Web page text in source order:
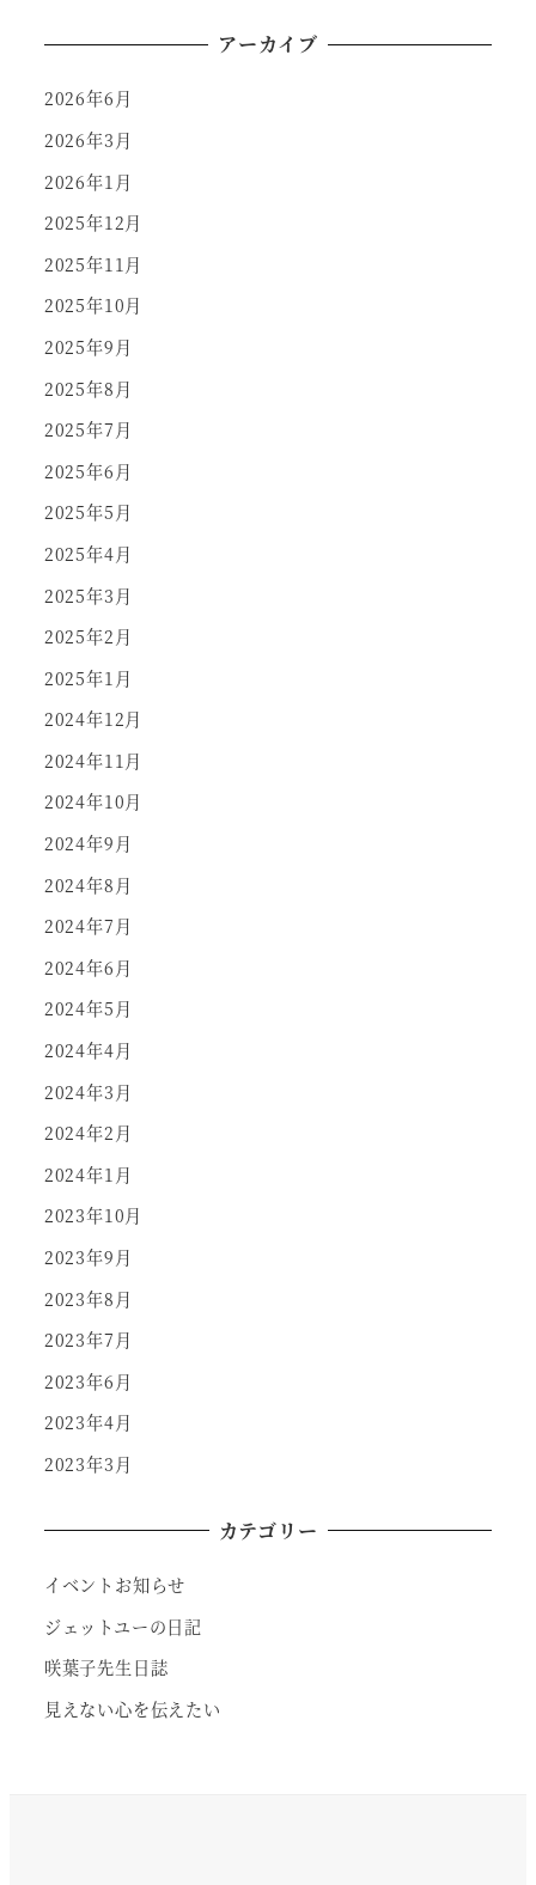
アーカイブ
2026年6月
2026年3月
2026年1月
2025年12月
2025年11月
2025年10月
2025年9月
2025年8月
2025年7月
2025年6月
2025年5月
2025年4月
2025年3月
2025年2月
2025年1月
2024年12月
2024年11月
2024年10月
2024年9月
2024年8月
2024年7月
2024年6月
2024年5月
2024年4月
2024年3月
2024年2月
2024年1月
2023年10月
2023年9月
2023年8月
2023年7月
2023年6月
2023年4月
2023年3月
カテゴリー
イベントお知らせ
ジェットユーの日記
咲葉子先生日誌
見えない心を伝えたい